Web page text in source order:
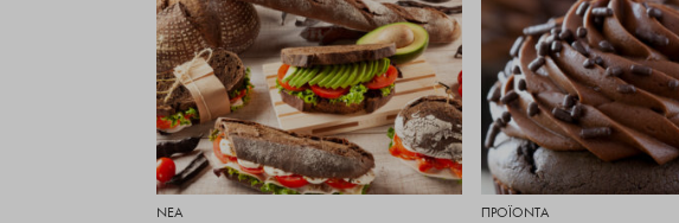
ΝΕΑ ΠΡΟΪΌΝΤΑ